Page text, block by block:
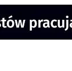
się w nowej karcie